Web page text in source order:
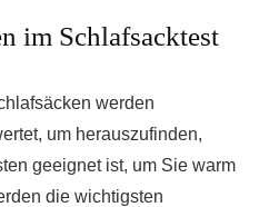
im Schlafsacktest
werden
um herauszufinden,
geeignet ist, um Sie warm
die wichtigsten